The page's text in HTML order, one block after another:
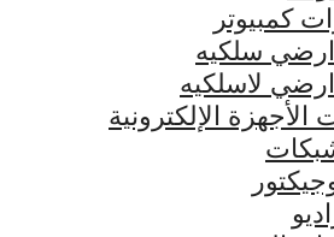
كمبيوتر
ارضي سلكيه
ارضي لاسلكيه
الإلكترونية